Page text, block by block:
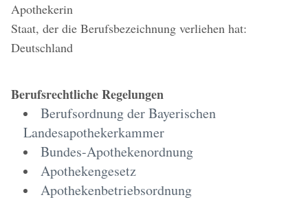
Apothekerin
Staat, der die Berufsbezeichnung verliehen hat:
Deutschland
Berufsrechtliche Regelungen
Berufsordnung der Bayerischen
Landesapothekerkammer
Bundes-Apothekenordnung
Apothekengesetz
Apothekenbetriebsordnung